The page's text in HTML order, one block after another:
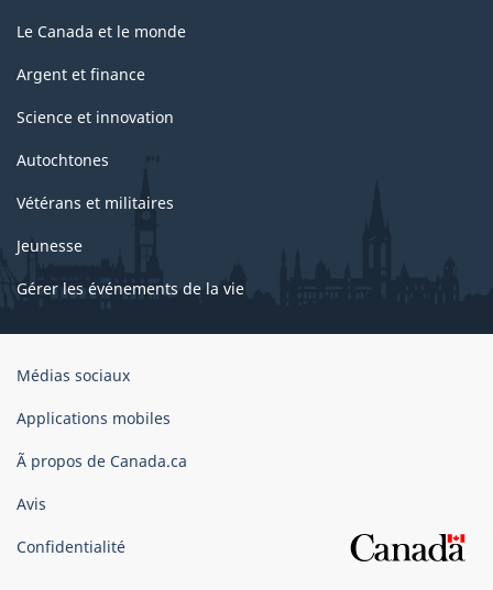
Le Canada et le monde
Argent et finance
Science et innovation
Autochtones
Vétérans et militaires
Jeunesse
Gérer les événements de la vie
Organisation
gouvernement
Canada
Médias sociaux
Applications mobiles
Ã propos de Canada.ca
Avis
Confidentialité